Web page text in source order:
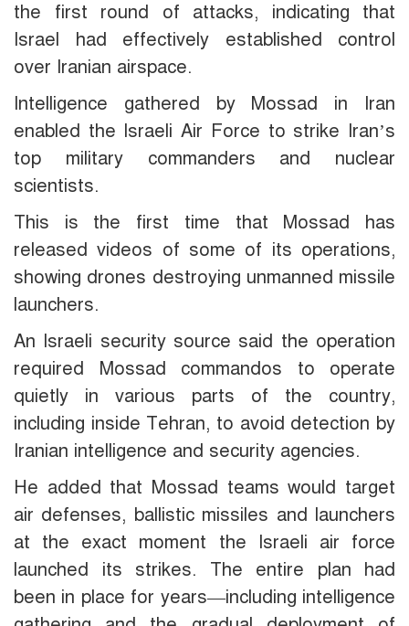
the first round of attacks, indicating that
Israel had effectively established control
over Iranian airspace.
Intelligence gathered by Mossad in Iran
enabled the Israeli Air Force to strike Iran’s
top military commanders and nuclear
scientists.
This is the first time that Mossad has
released videos of some of its operations,
showing drones destroying unmanned missile
launchers.
An Israeli security source said the operation
required Mossad commandos to operate
quietly in various parts of the country,
including inside Tehran, to avoid detection by
Iranian intelligence and security agencies.
He added that Mossad teams would target
air defenses, ballistic missiles and launchers
at the exact moment the Israeli air force
launched its strikes. The entire plan had
been in place for years—including intelligence